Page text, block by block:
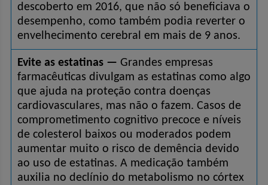
descoberto em 2016, que não só beneficiava o
desempenho, como também podia reverter o
envelhecimento cerebral em mais de 9 anos.
Evite as estatinas — Grandes empresas
farmacêuticas divulgam as estatinas como algo
que ajuda na proteção contra doenças
cardiovasculares, mas não o fazem. Casos de
comprometimento cognitivo precoce e níveis
de colesterol baixos ou moderados podem
aumentar muito o risco de demência devido
ao uso de estatinas. A medicação também
auxilia no declínio do metabolismo no córtex